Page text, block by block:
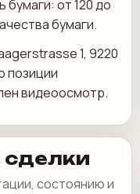
от 120 до
бумаги.
1, 9220
позиции
видеоосмотр.
сделки
состоянию и